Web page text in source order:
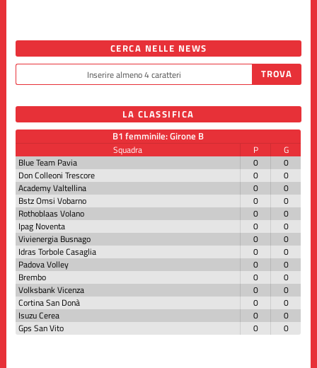
CERCA NELLE NEWS
LA CLASSIFICA
B1 femminile: Girone B
Squadra P
G
Blue Team Pavia
0
0
Don Colleoni Trescore
0
0
Academy Valtellina
0
0
Bstz Omsi Vobarno
0
0
Rothoblaas Volano
0
0
Ipag Noventa
0
0
Vivienergia Busnago
0
0
Idras Torbole Casaglia
0
0
Padova Volley
0
0
Brembo
0
0
Volksbank Vicenza
0
0
Cortina San Donà
0
0
Isuzu Cerea
0
0
Gps San Vito
0 0